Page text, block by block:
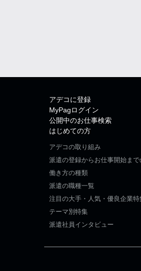
アデコに登録
MyPagログイン
公開中のお仕事検索
はじめての方
アデコの取り組み
派遣の登録からお仕事開始まで
働き方の種類
派遣の職種一覧
注目の大手・人気・優良企業特
テーマ別特集
派遣社員インタビュー